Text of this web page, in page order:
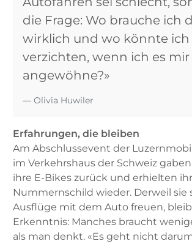
die Frage: Wo brauche ich
wirklich und wo könnte
verzichten, wenn ich es mir
angewöhne?»
Olivia Huwiler
Erfahrungen, die bleiben
Am Abschlussevent der
im Verkehrshaus der Schweiz
ihre E-Bikes zurück und erhielten ihr
Nummernschild wieder. Derweil sie
Ausflüge mit dem Auto freuen,
Erkenntnis: Manches braucht
als man denkt. «Es geht nicht